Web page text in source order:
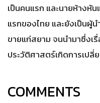
เป็นคนแรก และนายห้างหั
แรกของไทย และยังเป็นผู้น
ขายแก่สยาม จนนำมาซึ่งเ
ประวัติศาสตร์เกิดการเปลี่
COMMENTS